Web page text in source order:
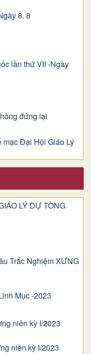
8. 8
lần thứ VII -Ngày
đứng lại
mạc Đại Hội Giáo Lý
LÝ DỰ TÒNG
Trắc Nghiệm XƯNG
Mục -2023
niên kỳ I/2023
niên kỳ I/2023